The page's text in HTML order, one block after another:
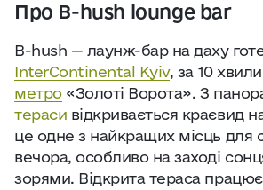
Найкращі готелі, ресторани
Про B-hush lounge bar
B-hush — лаунж-бар на даху
InterContinental Kyiv, за 10
метро«Золоті Ворота». З
тераси відкривається краєвид
це одне з найкращих місць для
вечора, особливо на заході
зорями. Відкрита тераса